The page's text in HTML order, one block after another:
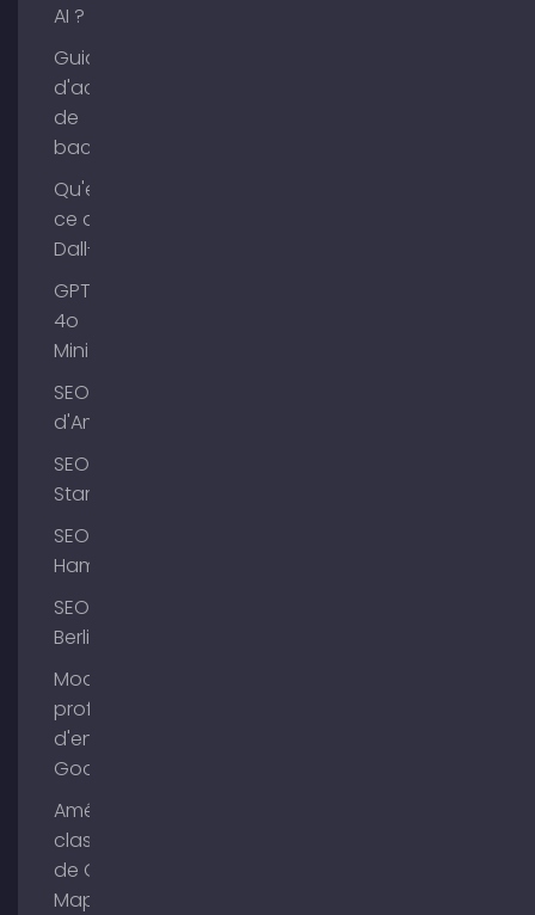
AI ?
Guide
d'achat
de
backlinks
Qu'est-
ce que
Dall-E ?
GPT-
4o
Mini
SEO Lac
d'Ammer
SEO
Starnberg
SEO
Hambourg
SEO
Berlin
Modifier le
profil
d'entreprise
Google
Améliorer le
classement
de Google
Maps